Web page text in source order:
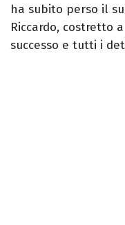
ha subito perso il
Riccardo, costretto
successo e tutti i